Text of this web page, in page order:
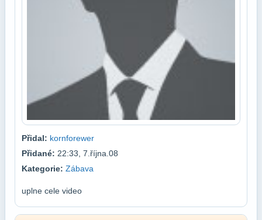
Přidal: kornforewer
Přidané: 22:33, 7.října.08
Kategorie: Zábava
uplne cele video